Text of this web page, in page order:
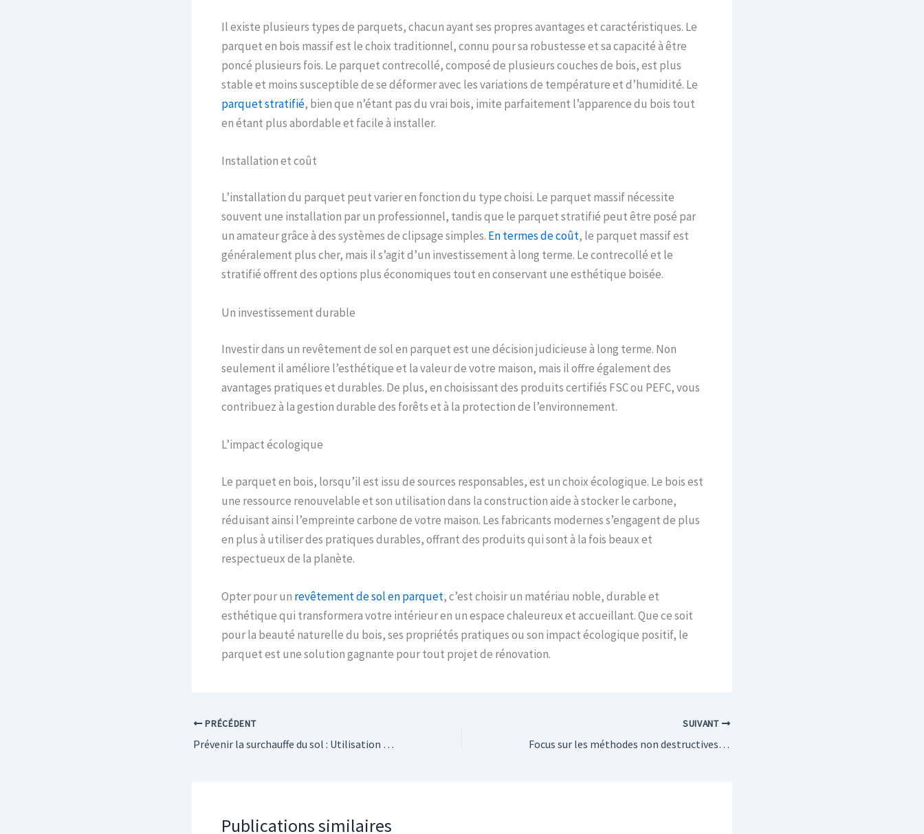
Il existe plusieurs types de parquets, chacun ayant ses propres avantages et caractéristiques. Le
parquet en bois massif est le choix traditionnel, connu pour sa robustesse et sa capacité à être
poncé plusieurs fois. Le parquet contrecollé, composé de plusieurs couches de bois, est plus
stable et moins susceptible de se déformer avec les variations de température et d’humidité. Le
parquet stratifié, bien que n’étant pas du vrai bois, imite parfaitement l’apparence du bois tout
en étant plus abordable et facile à installer.
Installation et coût
L’installation du parquet peut varier en fonction du type choisi. Le parquet massif nécessite
souvent une installation par un professionnel, tandis que le parquet stratifié peut être posé par
un amateur grâce à des systèmes de clipsage simples. En termes de coût, le parquet massif est
généralement plus cher, mais il s’agit d’un investissement à long terme. Le contrecollé et le
stratifié offrent des options plus économiques tout en conservant une esthétique boisée.
Un investissement durable
Investir dans un revêtement de sol en parquet est une décision judicieuse à long terme. Non
seulement il améliore l’esthétique et la valeur de votre maison, mais il offre également des
avantages pratiques et durables. De plus, en choisissant des produits certifiés FSC ou PEFC, vous
contribuez à la gestion durable des forêts et à la protection de l’environnement.
L’impact écologique
Le parquet en bois, lorsqu’il est issu de sources responsables, est un choix écologique. Le bois est
une ressource renouvelable et son utilisation dans la construction aide à stocker le carbone,
réduisant ainsi l’empreinte carbone de votre maison. Les fabricants modernes s’engagent de plus
en plus à utiliser des pratiques durables, offrant des produits qui sont à la fois beaux et
respectueux de la planète.
Opter pour un revêtement de sol en parquet, c’est choisir un matériau noble, durable et
esthétique qui transformera votre intérieur en un espace chaleureux et accueillant. Que ce soit
pour la beauté naturelle du bois, ses propriétés pratiques ou son impact écologique positif, le
parquet est une solution gagnante pour tout projet de rénovation.
PRÉCÉDENT
Prévenir la surchauffe du sol : Utilisation efficace du thermomètre de sol
SUIVANT
Focus sur les méthodes non destructives pour l’inspection des canalisations
Publications similaires